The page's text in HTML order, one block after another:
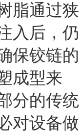
脂通过狭
入后，仍
保铰链的
成型来
分的传统
对设备做